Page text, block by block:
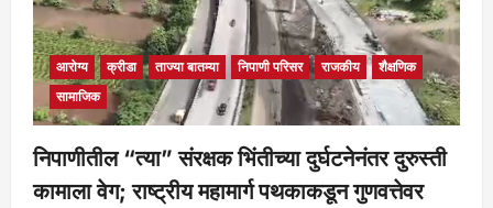
आरोग्य क्रीडा ताज्या बातम्या निपाणी परिसर राजकीय
शैक्षणिक
सामाजिक
निपाणीतील “त्या” संरक्षक भिंतीच्या दुर्घटनेनंतर दुरुस्ती
कामाला वेग; राष्ट्रीय महामार्ग पथकाकडून गुणवत्तेवर